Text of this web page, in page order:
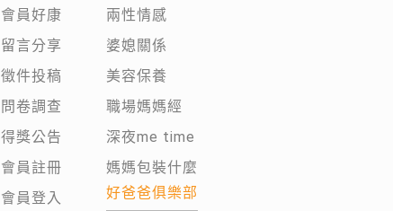
會員好康
留言分享
徵件投稿
問卷調查
得獎公告
會員註冊
會員登入
兩性情感
婆媳關係
美容保養
職場媽媽經
深夜me time
媽媽包裝什麼
好爸爸俱樂部